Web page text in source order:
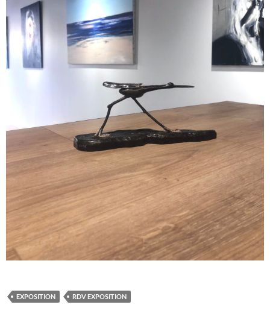
EXPOSITION RDV EXPOSITION